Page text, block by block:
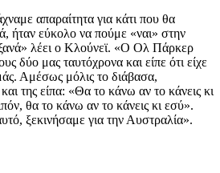
απαραίτητα για κάτι που θα
ήταν εύκολο να πούμε «ναι» στην
» λέει ο Κλούνεϊ. «Ο Ολ Πάρκερ
δύο μας ταυτόχρονα και είπε ότι είχε
Αμέσως μόλις το διάβασα,
της είπα: «Θα το κάνω αν το κάνεις κι
θα το κάνω αν το κάνεις κι εσύ».
ξεκινήσαμε για την Αυστραλία».